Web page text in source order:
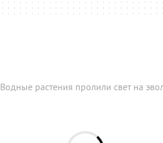
Водные растения пролили свет на